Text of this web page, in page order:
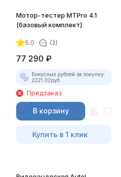
Мотор-тестер MTPro 4.1
(базовый комплект)
5.0 (2)
77 290 ₽
Бонусных рублей за покупку:
2321.02руб.
Предзаказ
В корзину
Купить в 1 клик